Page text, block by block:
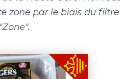
zone par le biais du filtre
"Zone".